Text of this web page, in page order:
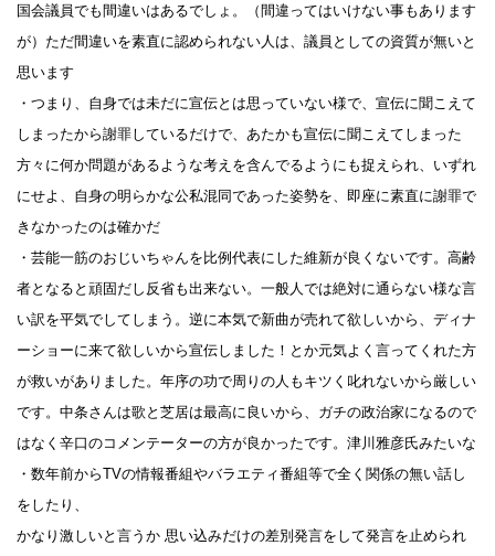
国会議員でも間違いはあるでしょ。（間違ってはいけない事もあります
が）ただ間違いを素直に認められない人は、議員としての資質が無いと
思います
・つまり、自身では未だに宣伝とは思っていない様で、宣伝に聞こえて
しまったから謝罪しているだけで、あたかも宣伝に聞こえてしまった
方々に何か問題があるような考えを含んでるようにも捉えられ、いずれ
にせよ、自身の明らかな公私混同であった姿勢を、即座に素直に謝罪で
きなかったのは確かだ
・芸能一筋のおじいちゃんを比例代表にした維新が良くないです。高齢
者となると頑固だし反省も出来ない。一般人では絶対に通らない様な言
い訳を平気でしてしまう。逆に本気で新曲が売れて欲しいから、ディナ
ーショーに来て欲しいから宣伝しました！とか元気よく言ってくれた方
が救いがありました。年序の功で周りの人もキツく叱れないから厳しい
です。中条さんは歌と芝居は最高に良いから、ガチの政治家になるので
はなく辛口のコメンテーターの方が良かったです。津川雅彦氏みたいな
・数年前からTVの情報番組やバラエティ番組等で全く関係の無い話し
をしたり、
かなり激しいと言うか 思い込みだけの差別発言をして発言を止められ